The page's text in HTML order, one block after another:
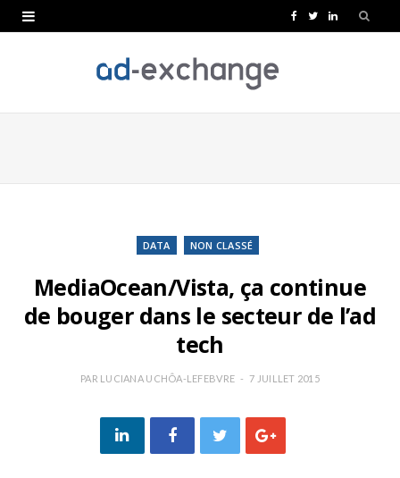
e
T
t
L
k
DATA NON CLASSÉ
MediaOcean/Vista, ça continue
de bouger dans le secteur de l’ad
tech
PAR LUCIANA UCHÔA-LEFEBVRE 7 JUILLET 2015